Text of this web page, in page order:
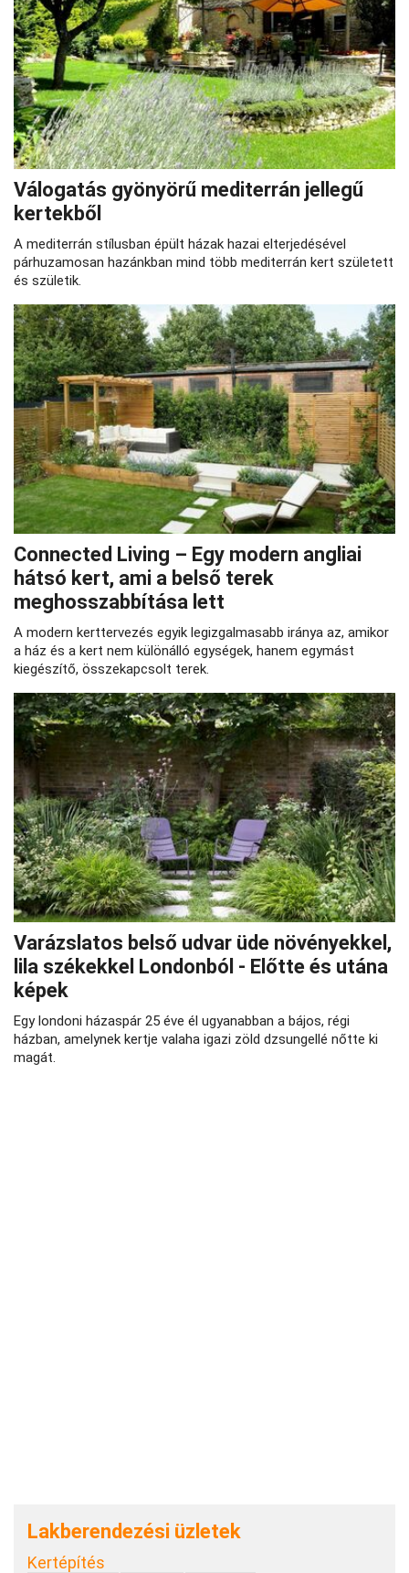
Válogatás gyönyörű mediterrán jellegű
kertekből
A mediterrán stílusban épült házak hazai elterjedésével
párhuzamosan hazánkban mind több mediterrán kert született
és születik.
Connected Living – Egy modern angliai
hátsó kert, ami a belső terek
meghosszabbítása lett
A modern kerttervezés egyik legizgalmasabb iránya az, amikor
a ház és a kert nem különálló egységek, hanem egymást
kiegészítő, összekapcsolt terek.
Varázslatos belső udvar üde növényekkel,
lila székekkel Londonból - Előtte és utána
képek
Egy londoni házaspár 25 éve él ugyanabban a bájos, régi
házban, amelynek kertje valaha igazi zöld dzsungellé nőtte ki
magát.
Lakberendezési üzletek
Kertépítés